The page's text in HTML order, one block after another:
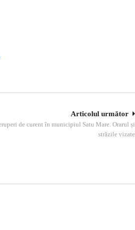
Articolul următor
de curent în municipiul Satu Mare. Orarul și
străzile vizate